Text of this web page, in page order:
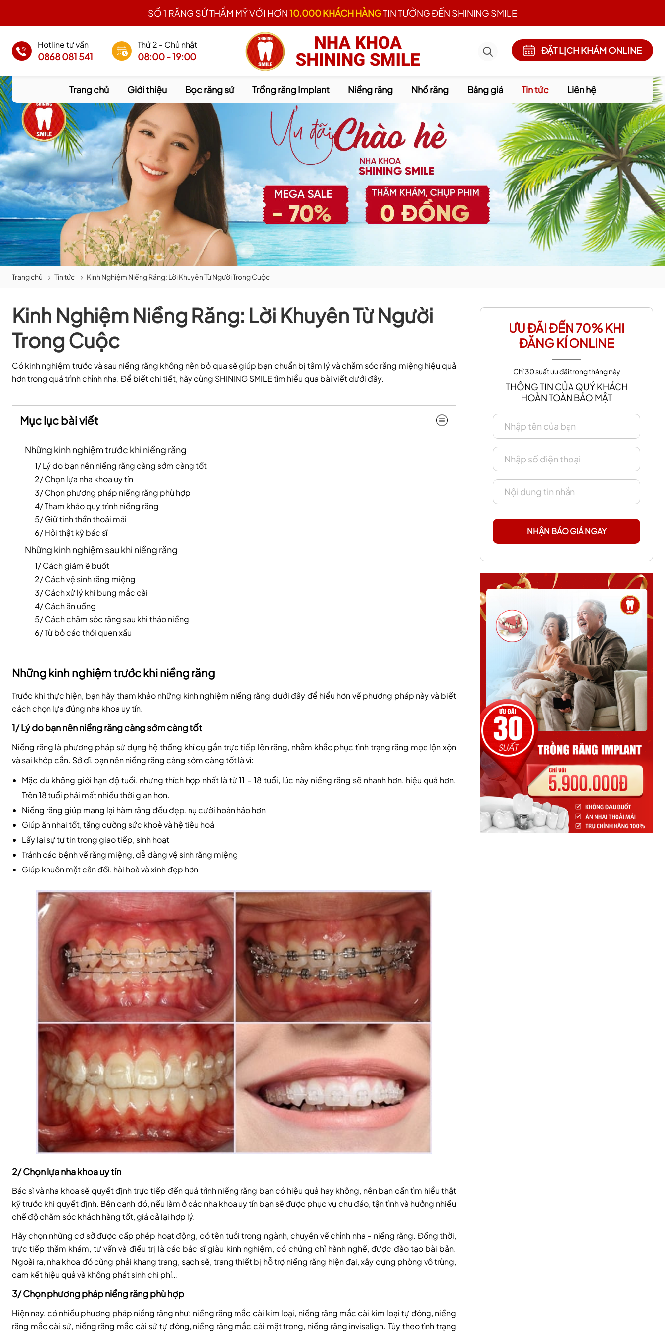
SỐ 1 RĂNG SỨ THẨM MỸ VỚI HƠN10.000 KHÁCH HÀNGTIN TƯỞNG ĐẾN SHINING SMILE
Hotline tư vấn
0868 081 541
Thứ 2 - Chủ nhật
08:00 - 19:00
ĐẶT LỊCH KHÁM ONLINE
Trang chủ Giới thiệu Bọc răng sứ Trồng răng Implant Niềng răng Nhổ răng Bảng giá Tin tức Liên hệ
Trang chủ Tin tức Kinh Nghiệm Niềng Răng: Lời Khuyên Từ Người Trong Cuộc
Kinh Nghiệm Niềng Răng: Lời Khuyên Từ Người
Trong Cuộc
Có kinh nghiệm trước và sau niềng răng không nên bỏ qua sẽ giúp bạn chuẩn bị tâm lý và chăm sóc răng miệng hiệu quả
hơn trong quá trình chỉnh nha. Để biết chi tiết, hãy cùng SHINING SMILE tìm hiểu qua bài viết dưới đây.
Mục lục bài viết
Những kinh nghiệm trước khi niềng răng
1/ Lý do bạn nên niềng răng càng sớm càng tốt
2/ Chọn lựa nha khoa uy tín
3/ Chọn phương pháp niềng răng phù hợp
4/ Tham khảo quy trình niềng răng
5/ Giữ tinh thần thoải mái
6/ Hỏi thật kỹ bác sĩ
Những kinh nghiệm sau khi niềng răng
1/ Cách giảm ê buốt
2/ Cách vệ sinh răng miệng
3/ Cách xử lý khi bung mắc cài
4/ Cách ăn uống
5/ Cách chăm sóc răng sau khi tháo niềng
6/ Từ bỏ các thói quen xấu
Những kinh nghiệm trước khi niềng răng
Trước khi thực hiện, bạn hãy tham khảo những kinh nghiệm niềng răng dưới đây để hiểu hơn về phương pháp này và biết
cách chọn lựa đúng nha khoa uy tín.
1/ Lý do bạn nên niềng răng càng sớm càng tốt
Niềng răng là phương pháp sử dụng hệ thống khí cụ gắn trực tiếp lên răng, nhằm khắc phục tình trạng răng mọc lộn xộn
và sai khớp cắn. Sở dĩ, bạn nên niềng răng càng sớm càng tốt là vì:
Mặc dù không giới hạn độ tuổi, nhưng thích hợp nhất là từ 11 – 18 tuổi, lúc này niềng răng sẽ nhanh hơn, hiệu quả hơn.
Trên 18 tuổi phải mất nhiều thời gian hơn.
Niềng răng giúp mang lại hàm răng đều đẹp, nụ cười hoàn hảo hơn
Giúp ăn nhai tốt, tăng cường sức khoẻ và hệ tiêu hoá
Lấy lại sự tự tin trong giao tiếp, sinh hoạt
Tránh các bệnh về răng miệng, dễ dàng vệ sinh răng miệng
Giúp khuôn mặt cân đối, hài hoà và xinh đẹp hơn
2/ Chọn lựa nha khoa uy tín
Bác sĩ và nha khoa sẽ quyết định trực tiếp đến quá trình niềng răng bạn có hiệu quả hay không, nên bạn cần tìm hiểu thật
kỹ trước khi quyết định. Bên cạnh đó, nếu làm ở các nha khoa uy tín bạn sẽ được phục vụ chu đáo, tận tình và hưởng nhiều
chế độ chăm sóc khách hàng tốt, giá cả lại hợp lý.
Hãy chọn những cơ sở được cấp phép hoạt động, có tên tuổi trong ngành, chuyên về chỉnh nha – niềng răng. Đồng thời,
trực tiếp thăm khám, tư vấn và điều trị là các bác sĩ giàu kinh nghiệm, có chứng chỉ hành nghề, được đào tạo bài bản.
Ngoài ra, nha khoa đó cũng phải khang trang, sạch sẽ, trang thiết bị hỗ trợ niềng răng hiện đại, xây dựng phòng vô trùng,
cam kết hiệu quả và không phát sinh chi phí…
3/ Chọn phương pháp niềng răng phù hợp
Hiện nay, có nhiều phương pháp niềng răng như: niềng răng mắc cài kim loại, niềng răng mắc cài kim loại tự đóng, niềng
răng mắc cài sứ, niềng răng mắc cài sứ tự đóng, niềng răng mắc cài mặt trong, niềng răng invisalign. Tùy theo tình trạng
ƯU ĐÃI ĐẾN 70% KHI
ĐĂNG KÍ ONLINE
Chỉ 30 suất ưu đãi trong tháng này
THÔNG TIN CỦA QUÝ KHÁCH
HOÀN TOÀN BẢO MẬT
NHẬN BÁO GIÁ NGAY